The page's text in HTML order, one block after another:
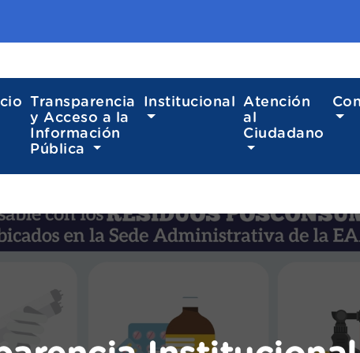
Transparencia
y Acceso a la
Información
Pública
Institucional
Atención
al
Ciudadano